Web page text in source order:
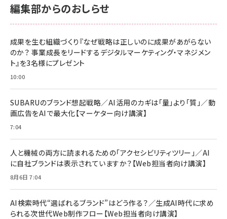
anan(アンアン)2026/06/24号 No.2500増刊
スペシャルエディション[王道エンタメの矜持／
￥1,100
anan(アンアン)2026/07/08号 No.2502[2026
￥880
ママ投資家が育休中に１億貯めた株式投資
組織の成果を最大化する ルールのデザイン
￥1,980
Amazonランキングをもっと見る
NIMASO ガラスフィルム iPhone 17 用 保護フィ
すい ガイド枠付き いPhone17 (6.3インチ) 対応
2枚セット DSP25F1698
￥1,599
￥6,980
全ワイヤレスイヤホン/アクティブノイズキャンセリ
技術基準適合】ブラック
￥5,990
ケーブル Anker絡まないケーブル 240W 結束バン
ド付き USB PD対応 シリコン素材採用 iPhone
17 / 16 / 15 / Galaxy iPad Pro MacBook
Pro/Air 各種対応 (1.8m ミッドナイトブラック)
￥1,890
Amazon eギフトカード - Amazonロゴ - クラ
￥5,000
Anker PowerLine III Flow USB-C & USB-C
Pro/Air 各種対応 (1.8m ミッドナイトブラック)
￥1,890
サッポロ 生ビール 黒ラベル 350ml 缶 24本 ビー
ル ケース買い【6/30応募〆切! 黒ラベルビヤセラー
￥4,857
編集部からのおしらせ
成果を生む組織づくり『なぜ戦略は正しいのに成果があがらない
のか？ 事業成長をリードするデジタルマーケティング・マネジメン
ト』を3名様にプレゼント
10:00
SUBARUのブランド想起戦略／AI活用のカギは「量」より「質」／動
画広告をAIで最大化【マーケター向け講演】
7:04
人と機械の両方に読まれるための「アクセシビリティツリー」／AI
に自社ブランドは表示されていますか？【Web担当者向け講演】
8月6日 7:04
AI検索時代“選ばれるブランド”はどう作る？／生成AI時代に求め
られる次世代Web制作フロー【Web担当者向け講演】